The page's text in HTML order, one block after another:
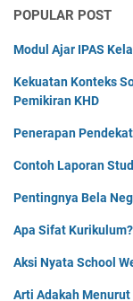
POPULAR POST
Modul Ajar IPAS
Kekuatan Konteks
Pemikiran KHD
Penerapan
Contoh Laporan
Pentingnya Bela
Apa Sifat Kurikulum?
Aksi Nyata School
Arti Adakah Menurut